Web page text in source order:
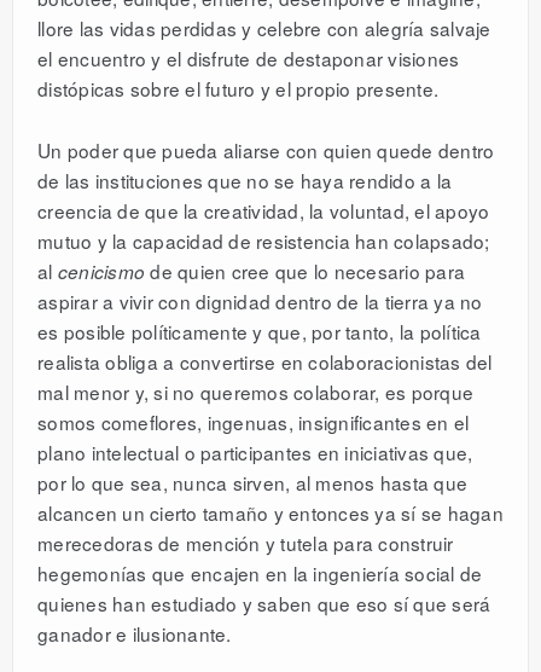
llore las vidas perdidas y celebre con alegría salvaje
el encuentro y el disfrute de destaponar visiones
distópicas sobre el futuro y el propio presente.
Un poder que pueda aliarse con quien quede dentro
de las instituciones que no se haya rendido a la
creencia de que la creatividad, la voluntad, el apoyo
mutuo y la capacidad de resistencia han colapsado;
al cenicismo de quien cree que lo necesario para
aspirar a vivir con dignidad dentro de la tierra ya no
es posible políticamente y que, por tanto, la política
realista obliga a convertirse en colaboracionistas del
mal menor y, si no queremos colaborar, es porque
somos comeflores, ingenuas, insignificantes en el
plano intelectual o participantes en iniciativas que,
por lo que sea, nunca sirven, al menos hasta que
alcancen un cierto tamaño y entonces ya sí se hagan
merecedoras de mención y tutela para construir
hegemonías que encajen en la ingeniería social de
quienes han estudiado y saben que eso sí que será
ganador e ilusionante.